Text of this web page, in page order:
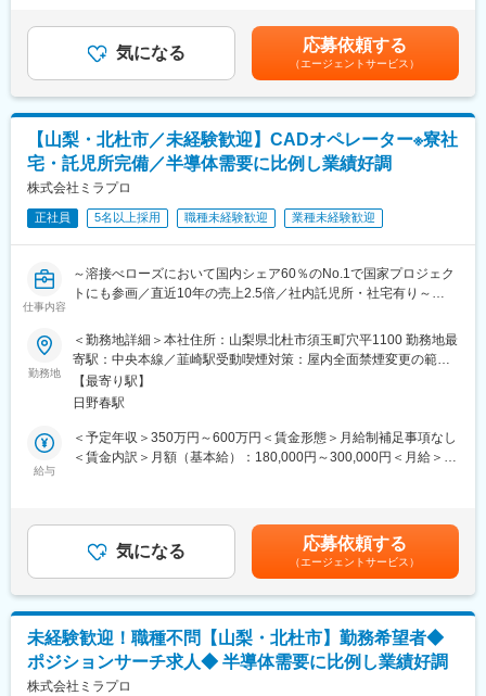
給与制度・教育投資強化を軸に、エンジニアの成長を重視する環
境を整えています。
■本ポジションの魅力
・全国3,000件以上×上流工程比率3割でキャリアの選択肢が豊富
・プロジェクト単価に応じた給与還元制度により収入アップが可
能
・約20種類の研修＋eラーニング無料提供でスキルアップ支援充
実
・稼働率98％／平均残業8.5h／年休127日で働きやすさ抜群
・リモートワーク率50％／会社都合転勤2.28％と安定した就業環
変更の範囲：会社の定める業務
大手企業を中心としたクライアント先にて、アプリエンジニアと
して要件定義から開発、運用などを担当いただきます。
<具体的な業務>
・アプリケーション開発(業務系／Web系／組込み系など)
・システム運用・保守、テクニカルサポート
・上流工程(要件定義／基本設計)への参画(全体の約3割)
・顧客折衝やプロジェクト推進
<プロジェクト例>
・大手自動車メーカー向け自動運転／コネクティッド開発
・メガバンク向け大規模システム構築
・倉庫管理システム開発
・官公庁向けサーバ仮想化設計・構築
ご経験・スキルに応じたプロジェクトへアサインします。経験が
浅い方は研修やサポート業務からスタート、経験者の方は早期に
設計・構築など上流に参画可能です。
■同社について
東証プライム上場ワールドHDグループの中核企業として、IT技術
支援サービスを展開しています。全国3,000件以上の案件を保有
境を整えています。
能
・約20種類の研修＋eラーニング無料提供でスキルアップ支援充
実
・稼働率98％／平均残業8.5h／年休127日で働きやすさ抜群
月）■決算賞与：年1回（業績による）※賞与2.8ヶ月分（2024年実
績）賃金はあくまでも目安の金額であり、選考を通じて上下する
可能性があります。月給(月額)は固定手当を含めた表記です。
気になる 応募依頼する
（エージェントサービス）
【山梨・北杜市／未経験歓迎】CADオペレーター※寮社
宅・託児所完備／半導体需要に比例し業績好調
株式会社ミラプロ
正社員 5名以上採用 職種未経験歓迎 業種未経験歓迎
仕事内容
～溶接べローズにおいて国内シェア60％のNo.1で国家プロジェク
トにも参画／直近10年の売上2.5倍／社内託児所・社宅有り～
■採用背景：現在、様々な業界に事業を展開している関係で引き合
いが多く、また海外事業も好調なことから、より設計部隊を強化
したいと考えています。そのためのCADオペレーターを募集しま
す。
■業務概要：
半導体製造で欠かすことができない真空技術・溶接ベローズ分野
において国内トップシェアを誇る同社にて、CADオペレーターの
■業務詳細：
＜図面の編集・修正＞既存の設計図の修正や、必要に応じて調整
＜手書き図面のトレース＞
手書きの図面をCADソフトでデジタル化し作り直し
■働く環境：
勤務地
＜勤務地詳細＞本社住所：山梨県北杜市須玉町穴平1100 勤務地最
寄駅：中央本線／韮崎駅受動喫煙対策：屋内全面禁煙変更の範
囲：会社の定める事業所
【最寄り駅】
日野春駅
給与
＜予定年収＞350万円～600万円＜賃金形態＞月給制補足事項なし
＜賃金内訳＞月額（基本給）：180,000円～300,000円＜月給＞
んと評価に反映されます。賃金はあくまでも目安の金額であり、
選考を通じて上下する可能性があります。月給(月額)は固定手当を
気になる 応募依頼する
（エージェントサービス）
未経験歓迎！職種不問【山梨・北杜市】勤務希望者◆
ポジションサーチ求人◆ 半導体需要に比例し業績好調
株式会社ミラプロ